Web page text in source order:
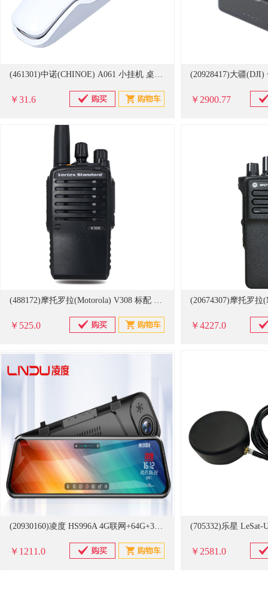
(461301)中诺(CHINOE) A061 小挂机 桌壁两用 电话机 白色(单位：台)
￥31.6 ￥2900.77
(488172)摩托罗拉(Motorola) V308 标配 对讲机 黑色(单位：台)
￥525.0 ￥4227.0
(20930160)凌度 HS996A 4G联网+64G+3年流量卡 导航记录仪(单位：个)
￥1211.0 ￥2581.0